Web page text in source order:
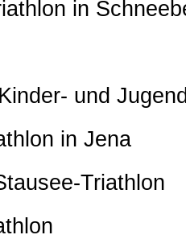
in
und
in Jena
Triathlon